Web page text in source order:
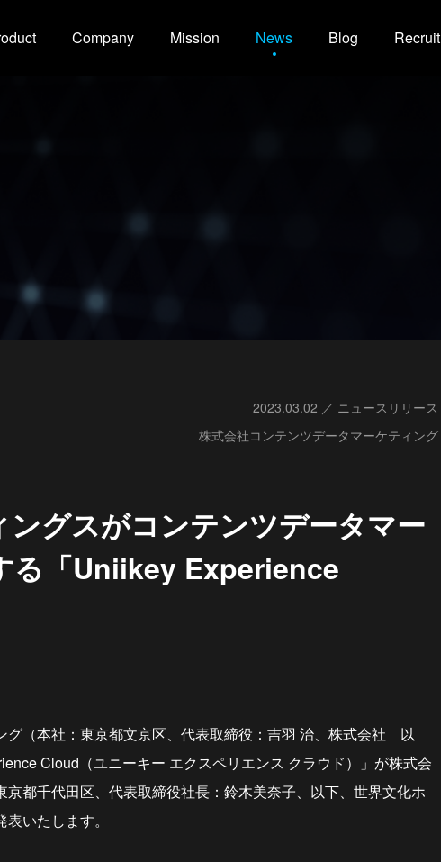
Company Mission News Blog Recruit
2023.03.02
ニュースリリース
株式会社コンテンツデータマーケティング
グスがコンテンツデータマー
る「Uniikey Experience
グ（本社：東京都文京区、代表取締役：吉羽 治、株式会社 以
Cloud（ユニーキー エクスペリエンス クラウド）」が株式会
都千代田区、代表取締役社長：鈴木美奈子、以下、世界文化ホ
いたします。